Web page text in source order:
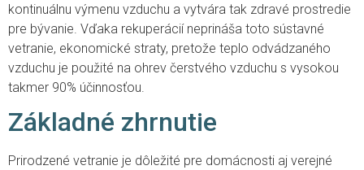
kontinuálnu výmenu vzduchu a vytvára tak zdravé prostredie
pre bývanie. Vďaka rekuperácií neprináša toto sústavné
vetranie, ekonomické straty, pretože teplo odvádzaného
vzduchu je použité na ohrev čerstvého vzduchu s vysokou
takmer 90% účinnosťou.
Základné zhrnutie
Prirodzené vetranie je dôležité pre domácnosti aj verejné